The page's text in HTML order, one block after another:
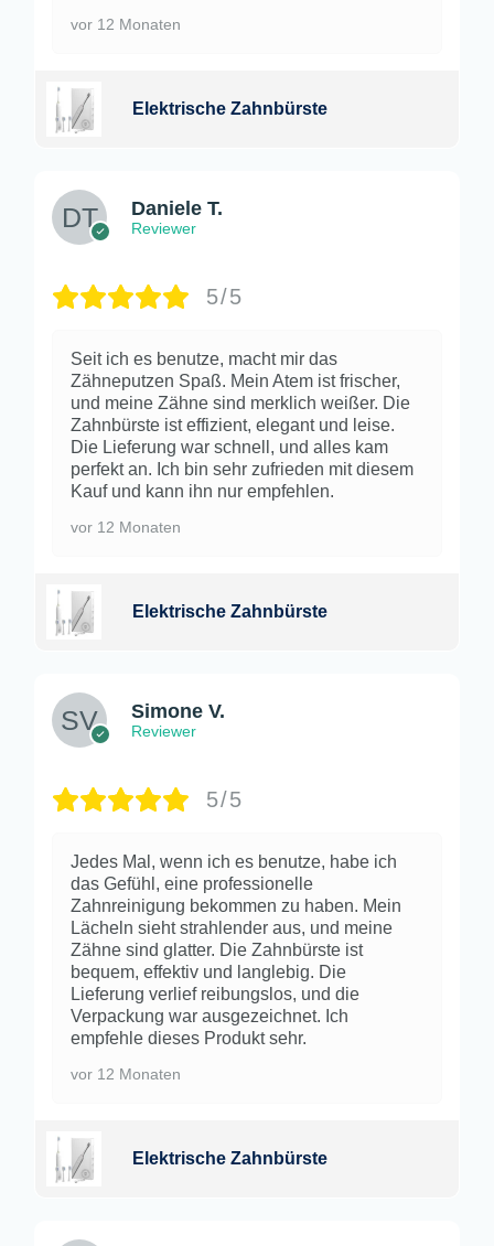
vor 12 Monaten
Elektrische Zahnbürste
Daniele T.
Reviewer
5/5
Seit ich es benutze, macht mir das
Zähneputzen Spaß. Mein Atem ist frischer,
und meine Zähne sind merklich weißer. Die
Zahnbürste ist effizient, elegant und leise.
Die Lieferung war schnell, und alles kam
perfekt an. Ich bin sehr zufrieden mit diesem
Kauf und kann ihn nur empfehlen.
vor 12 Monaten
Elektrische Zahnbürste
Simone V.
Reviewer
5/5
Jedes Mal, wenn ich es benutze, habe ich
das Gefühl, eine professionelle
Zahnreinigung bekommen zu haben. Mein
Lächeln sieht strahlender aus, und meine
Zähne sind glatter. Die Zahnbürste ist
bequem, effektiv und langlebig. Die
Lieferung verlief reibungslos, und die
Verpackung war ausgezeichnet. Ich
empfehle dieses Produkt sehr.
vor 12 Monaten
Elektrische Zahnbürste